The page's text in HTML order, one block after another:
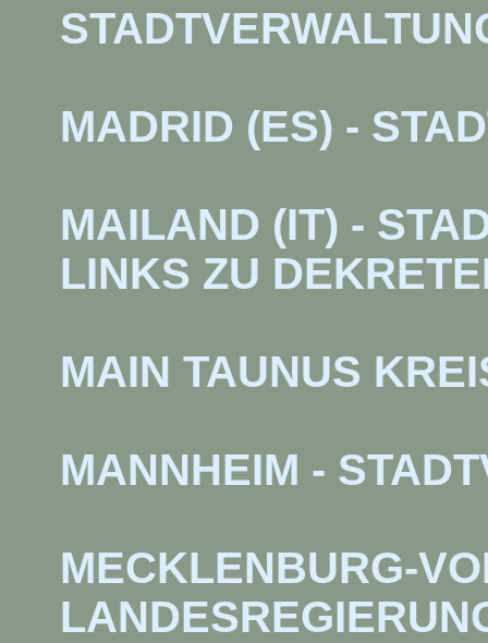
MADRID (ES) -
MAILAND (IT) -
LINKS ZU
MAIN TAUNUS
MANNHEIM -
MECKLENBURG-